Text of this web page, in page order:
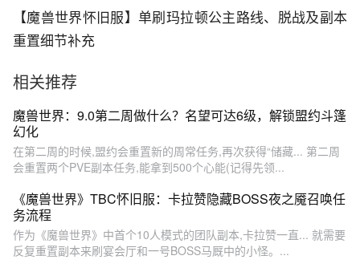
【魔兽世界怀旧服】单刷玛拉顿公主路线、脱战及副本
重置细节补充
相关推荐
魔兽世界：9.0第二周做什么？名望可达6级，解锁盟约斗篷
幻化
在第二周的时候,盟约会重置新的周常任务,再次获得“储藏... 第二周
会重置两个PVE副本任务,能拿到500个心能(记得先领...
《魔兽世界》TBC怀旧服：卡拉赞隐藏BOSS夜之魇召唤任
务流程
作为《魔兽世界》中首个10人模式的团队副本,卡拉赞一直... 就需要
反复重置副本来刷宴会厅和一号BOSS马厩中的小怪。...